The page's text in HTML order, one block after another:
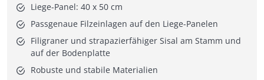
Liege-Panel: 40 x 50 cm
Passgenaue Filzeinlagen auf den Liege-Panelen
Filigraner und strapazierfähiger Sisal am Stamm und
auf der Bodenplatte
Robuste und stabile Materialien